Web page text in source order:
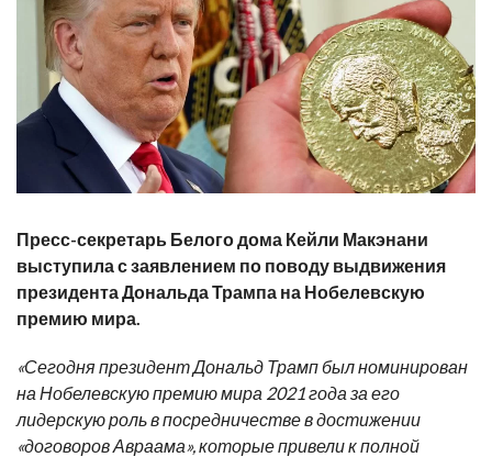
Пресс-секретарь Белого дома Кейли Макэнани
выступила с заявлением по поводу выдвижения
президента Дональда Трампа на Нобелевскую
премию мира.
«Сегодня президент Дональд Трамп был номинирован
на Нобелевскую премию мира 2021 года за его
лидерскую роль в посредничестве в достижении
«договоров Авраама», которые привели к полной